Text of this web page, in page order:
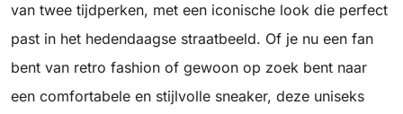
van twee tijdperken, met een iconische look die perfect
past in het hedendaagse straatbeeld. Of je nu een fan
bent van retro fashion of gewoon op zoek bent naar
een comfortabele en stijlvolle sneaker, deze uniseks